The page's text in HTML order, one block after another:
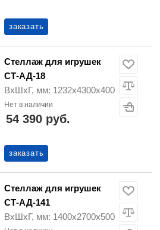
заказать
Стеллаж для игрушек
СТ-АД-18
ВхШхГ, мм: 1232х4300х400
Нет в наличии
54 390 руб.
заказать
Стеллаж для игрушек
СТ-АД-141
ВхШхГ, мм: 1400х2700х500